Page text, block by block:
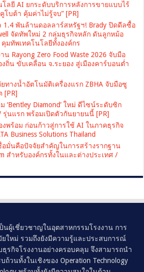
โลยี AI ยกระดับบริการหลังการขายแบบไร้
โบต้า คุ้มค่าไม่รู้จบ” [PR]
1.4 พันล้านดอลลาร์สหรัฐฯ! Brady ปิดดีลซื้อ
จัดทัพใหม่ 2 กลุ่มธุรกิจหลัก ดันลูกหม้อ
มทัพเทคโนโลยีทั้งองค์กร
Rayong Zero Food Waste 2026 จับมือ
ถิ่น ขับเคลื่อน จ.ระยอง สู่เมืองคาร์บอนต่ำ
ทางน้ำอัตโนมัติเครื่องแรก ZBHA จับมือซู
[PR]
‘Bentley Diamond’ ใหม่ ดีไซน์ระดับซิก
รุ่นแรก พร้อมเปิดตัวกันยายนนี้ [PR]
งพร้อม ก่อนก้าวสู่การใช้ AI ในภาคธุรกิจ
Business Solutions Thailand
มั่นคือปัจจัยสำคัญในการสร้างรากฐาน
สำหรับองค์กรทั้งในและต่างประเทศ /
นผู้เชี่ยวชาญในอุตสาหกรรมโรงงาน การ
ใหม่ รวมถึงยังมีความรู้และประสบการณ์
รกิจโรงงานอย่างครอบคลุม จึงสามารถนำ
ถ้วนทั้งในเชิงของ Operation Technology